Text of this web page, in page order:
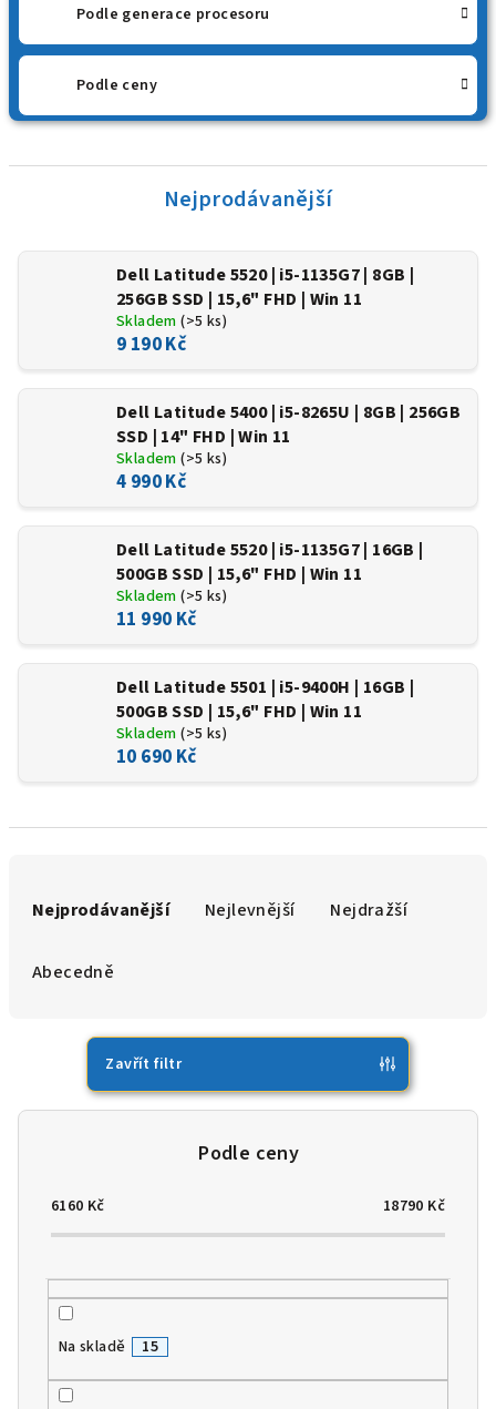
Podle generace procesoru
Podle ceny
Nejprodávanější
Dell Latitude 5520 | i5-1135G7 | 8GB |
256GB SSD | 15,6" FHD | Win 11
Skladem(>5 ks)
9 190 Kč
Dell Latitude 5400 | i5-8265U | 8GB | 256GB
SSD | 14" FHD | Win 11
Skladem(>5 ks)
4 990 Kč
Dell Latitude 5520 | i5-1135G7 | 16GB |
500GB SSD | 15,6" FHD | Win 11
Skladem(>5 ks)
11 990 Kč
Dell Latitude 5501 | i5-9400H | 16GB |
500GB SSD | 15,6" FHD | Win 11
Skladem(>5 ks)
10 690 Kč
Nejprodávanější Nejlevnější Nejdražší
Abecedně
Zavřít filtr
6160 Kč 18790 Kč
Na skladě 15